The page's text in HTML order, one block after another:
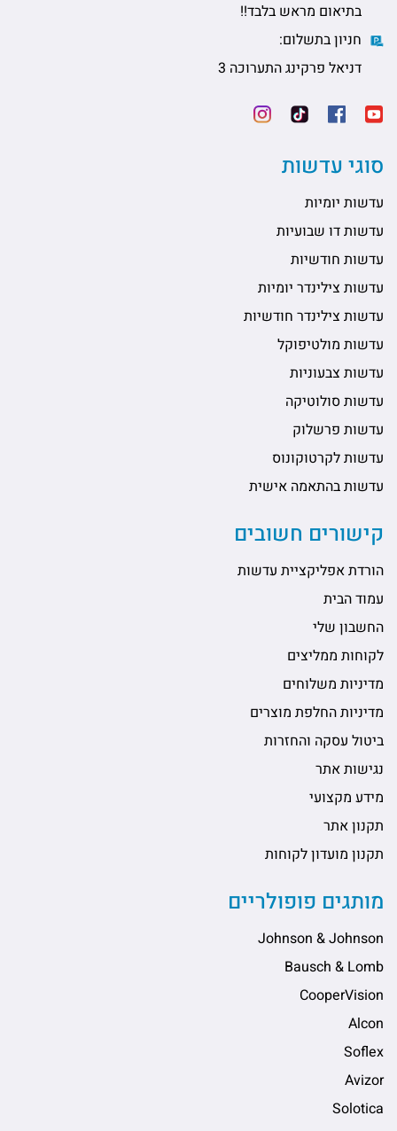
בתיאום מראש בלבד!!
חניון בתשלום:
דניאל פרקינג התערוכה 3
סוגי עדשות
עדשות יומיות
עדשות דו שבועיות
עדשות חודשיות
עדשות צילינדר יומיות
עדשות צילינדר חודשיות
עדשות מולטיפוקל
עדשות צבעוניות
עדשות סולוטיקה
עדשות פרשלוק
עדשות לקרטוקונוס
עדשות בהתאמה אישית
קישורים חשובים
הורדת אפליקציית עדשות
עמוד הבית
החשבון שלי
לקוחות ממליצים
מדיניות משלוחים
מדיניות החלפת מוצרים
ביטול עסקה והחזרות
נגישות אתר
מידע מקצועי
תקנון אתר
תקנון מועדון לקוחות
מותגים פופולריים
Johnson & Johnson
Bausch & Lomb
CooperVision
Alcon
Soflex
Avizor
Solotica